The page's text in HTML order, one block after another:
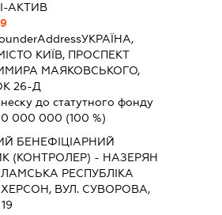
АКТИВ
УКРАЇНА,
КИЇВ, ПРОСПЕКТ
МАЯКОВСЬКОГО,
26-Д
до статутного фонду
000 000 (100 %)
БЕНЕФІЦІАРНИЙ
(КОНТРОЛЕР) - НАЗЕРЯН
РЕСПУБЛІКА
ХЕРСОН, ВУЛ. СУВОРОВА,